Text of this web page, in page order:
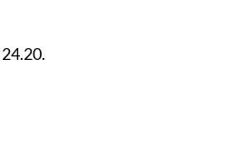
24.20.